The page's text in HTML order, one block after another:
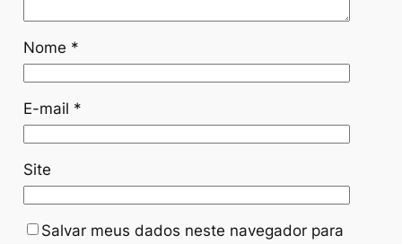
Nome *
E-mail *
Site
Salvar meus dados neste navegador para